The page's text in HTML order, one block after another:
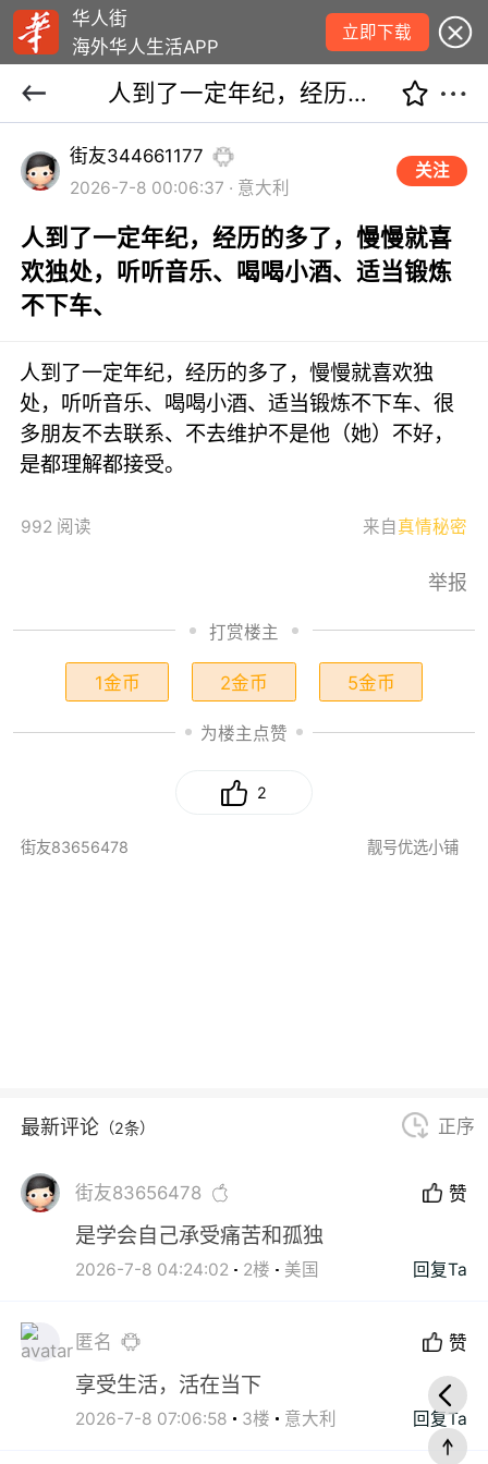
华人街
海外华人生活APP
立即下载
人到了一定年纪，经历的多了，慢慢就喜欢独处，听听音乐、喝喝小酒、适当锻炼不下车、
街友344661177
2026-7-8 00:06:37 · 意大利
关注
人到了一定年纪，经历的多了，慢慢就喜
欢独处，听听音乐、喝喝小酒、适当锻炼
不下车、
人到了一定年纪，经历的多了，慢慢就喜欢独
处，听听音乐、喝喝小酒、适当锻炼不下车、很
多朋友不去联系、不去维护不是他（她）不好，
是都理解都接受。
992 阅读 来自真情秘密
举报
打赏楼主
1金币 2金币 5金币
为楼主点赞
2
街友83656478 靓号优选小铺
最新评论 （2条） 正序
街友83656478 赞
是学会自己承受痛苦和孤独
2026-7-8 04:24:02 2楼 美国 回复Ta
匿名 赞
享受生活，活在当下
2026-7-8 07:06:58 3楼 意大利 回复Ta